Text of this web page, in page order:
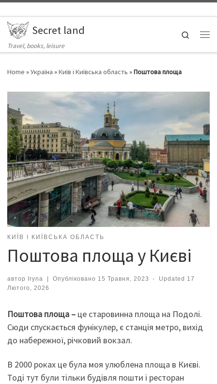
Secret land
Travel, books, leisure
Search
Home »Україна »Київ і Київська область »Поштова площа
КИЇВ І КИЇВСЬКА ОБЛАСТЬ
Поштова площа у Києві
автор Iryna Опубліковано 15 Травня, 2023 - Updated 17
Лютого, 2026
Поштова площа – це старовинна площа на Подолі.
Сюди спускається фунікулер, є станція метро, вихід
до набережної, річковий вокзал.
В 2000 роках це була моя улюблена площа в Києві.
Тоді тут були тільки будівля пошти і ресторан